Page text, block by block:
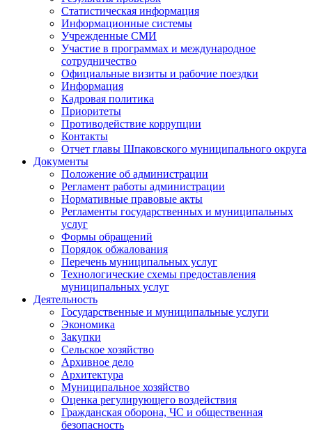
Статистическая информация
Информационные системы
Учрежденные СМИ
Участие в программах и международное
сотрудничество
Официальные визиты и рабочие поездки
Информация
Кадровая политика
Приоритеты
Противодействие коррупции
Контакты
Отчет главы Шпаковского муниципального округа
Документы
Положение об администрации
Регламент работы администрации
Нормативные правовые акты
Регламенты государственных и муниципальных
услуг
Формы обращений
Порядок обжалования
Перечень муниципальных услуг
Технологические схемы предоставления
муниципальных услуг
Деятельность
Государственные и муниципальные услуги
Экономика
Закупки
Сельское хозяйство
Архивное дело
Архитектура
Муниципальное хозяйство
Оценка регулирующего воздействия
Гражданская оборона, ЧС и общественная
безопасность